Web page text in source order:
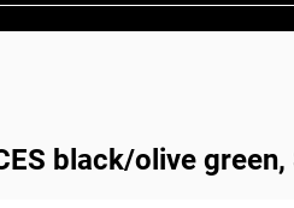
black/olive